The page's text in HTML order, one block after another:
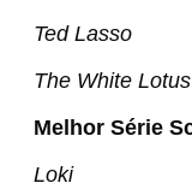
Ted Lasso
The White Lotus
Melhor Série
Loki